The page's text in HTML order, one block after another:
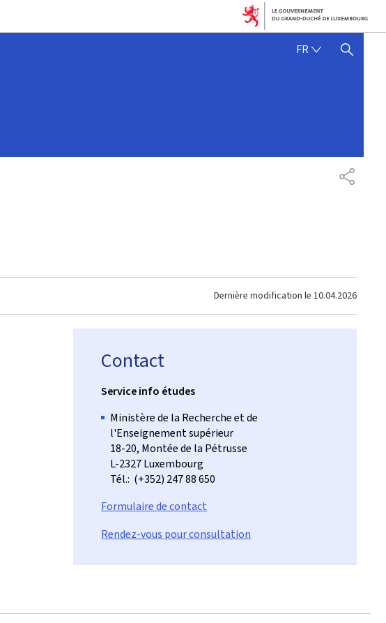
FRFRANÇAIS
AFFICHER / MASQUER
Dernière modification le 10.04.2026
Contact
Service info études
Ministère de la Recherche et de
l'Enseignement supérieur
18-20, Montée de la Pétrusse
L-2327 Luxembourg
Tél.: (+352) 247 88 650
Formulaire de contact
Rendez-vous pour consultation